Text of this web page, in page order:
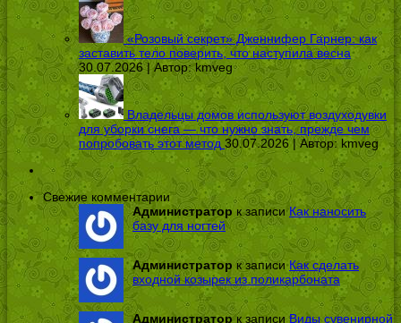
«Розовый секрет» Дженнифер Гарнер: как
заставить тело поверить, что наступила весна
30.07.2026 | Автор:kmveg
Владельцы домов используют воздуходувки
для уборки снега — что нужно знать, прежде чем
попробовать этот метод 30.07.2026 | Автор: kmveg
Свежие комментарии
Администратор к записиКак наносить
базу для ногтей
Администраторк записиКак сделать
входной козырек из поликарбоната
Администраторк записиВиды сувенирной